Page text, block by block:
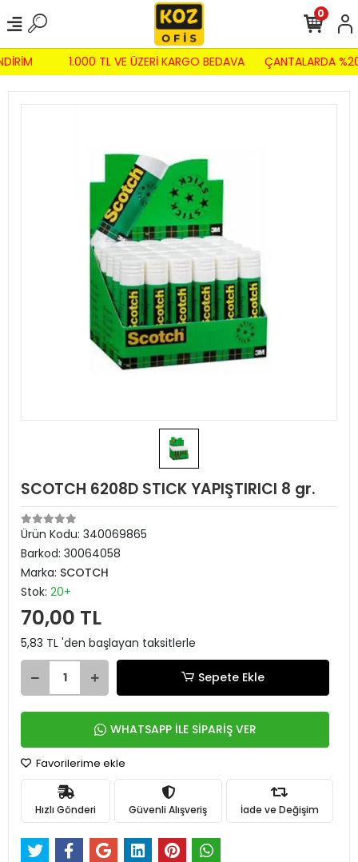
1.000 TL VE ÜZERİ KARGO BEDAVA ÇANTALARDA
0
SCOTCH 6208D STICK YAPIŞTIRICI 8 gr.
Ürün Kodu: 340069865
Barkod: 30064058
Marka: SCOTCH
Stok: 20+
70,00 TL
5,83 TL 'den başlayan taksitlerle
Sepete Ekle
WHATSAPP İLE SİPARİŞ VER
Favorilerime ekle
Hızlı Gönderi Güvenli Alışveriş İade ve Değişim